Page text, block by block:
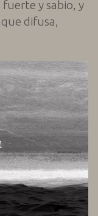
y sabio, y
difusa,